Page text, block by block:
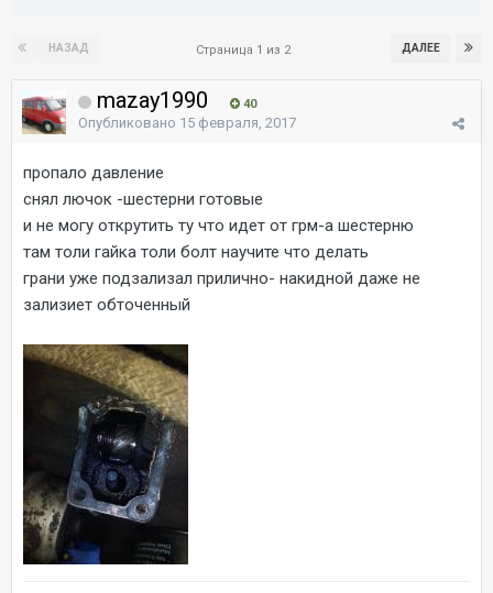
НАЗАД ДАЛЕЕ
Страница 1 из 2
mazay1990 40
Опубликовано 15 февраля, 2017
пропало давление
снял лючок -шестерни готовые
и не могу открутить ту что идет от грм-а шестерню
там толи гайка толи болт научите что делать
грани уже подзализал прилично- накидной даже не
зализиет обточенный